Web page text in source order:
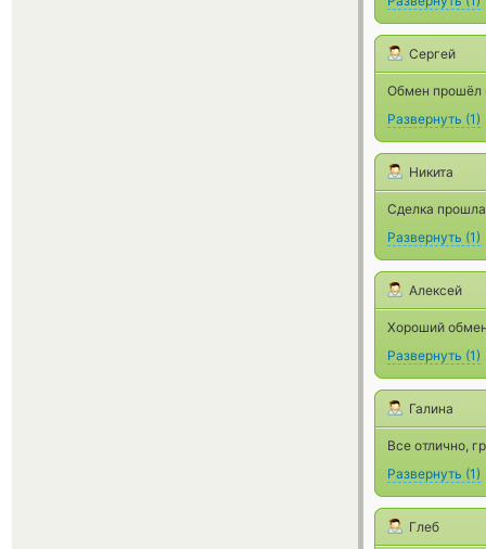
Сергей
Обмен прошёл
Развернуть (1)
Никита
Сделка
Развернуть (1)
Алексей
Хороший
Развернуть (1)
Галина
Все отлично,
Развернуть (1)
Глеб